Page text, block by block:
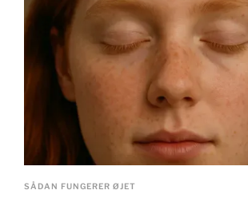
SÅDAN FUNGERER ØJET